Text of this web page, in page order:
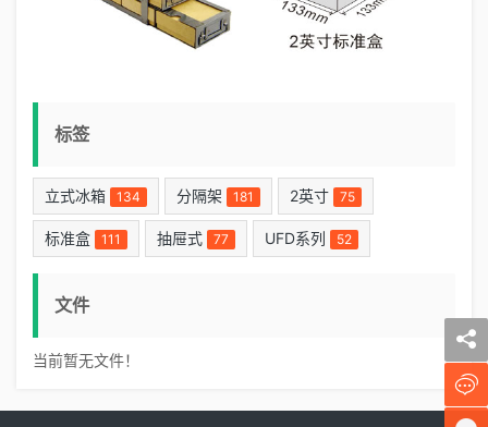
标签
立式冰箱 134 分隔架 181 2英寸 75
标准盒 111 抽屉式 77 UFD系列 52
文件
当前暂无文件！